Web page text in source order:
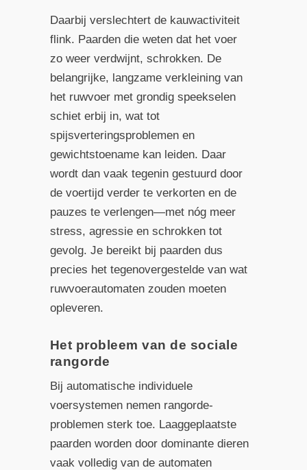
Daarbij verslechtert de kauwactiviteit
flink. Paarden die weten dat het voer
zo weer verdwijnt, schrokken. De
belangrijke, langzame verkleining van
het ruwvoer met grondig speekselen
schiet erbij in, wat tot
spijsverteringsproblemen en
gewichtstoename kan leiden. Daar
wordt dan vaak tegenin gestuurd door
de voertijd verder te verkorten en de
pauzes te verlengen—met nóg meer
stress, agressie en schrokken tot
gevolg. Je bereikt bij paarden dus
precies het tegenovergestelde van wat
ruwvoerautomaten zouden moeten
opleveren.
Het probleem van de sociale
rangorde
Bij automatische individuele
voersystemen nemen rangorde-
problemen sterk toe. Laaggeplaatste
paarden worden door dominante dieren
vaak volledig van de automaten